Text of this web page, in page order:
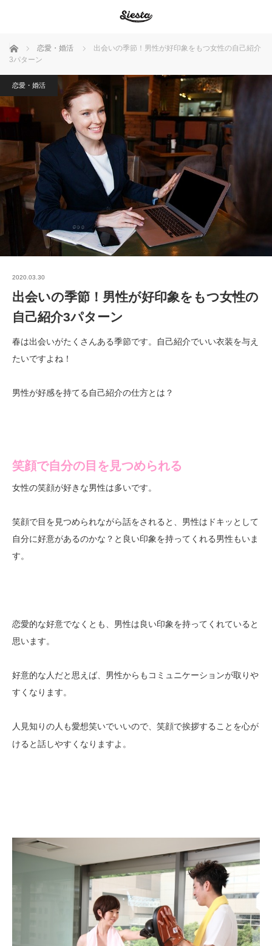
ホーム 恋愛・婚活
出会いの季節！男性が好印象をもつ女性の自己紹介
3パターン
恋愛・婚活
2020.03.30
出会いの季節！男性が好印象をもつ女性の
自己紹介3パターン
春は出会いがたくさんある季節です。自己紹介でいい衣装を与え
たいですよね！
男性が好感を持てる自己紹介の仕方とは？
笑顔で自分の目を見つめられる
女性の笑顔が好きな男性は多いです。
笑顔で目を見つめられながら話をされると、男性はドキッとして
自分に好意があるのかな？と良い印象を持ってくれる男性もいま
す。
恋愛的な好意でなくとも、男性は良い印象を持ってくれていると
思います。
好意的な人だと思えば、男性からもコミュニケーションが取りや
すくなります。
人見知りの人も愛想笑いでいいので、 笑顔で挨拶する ことを心が
けると話しやすくなりますよ。